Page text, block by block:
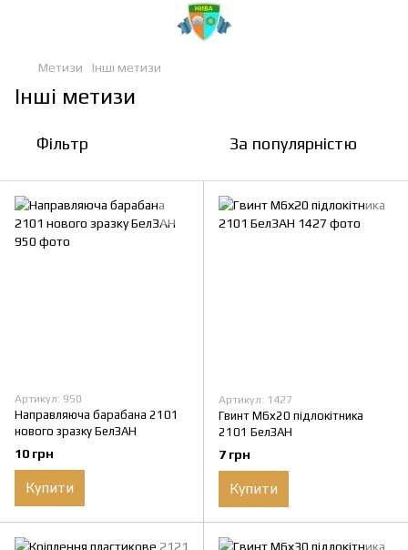
Метизи Інші метизи
Інші метизи
Фільтр За популярністю
Артикул: 950
Направляюча барабана 2101
нового зразку БелЗАН
10 грн
Купити
Артикул: 1427
Гвинт М6х20 підлокітника
2101 БелЗАН
7 грн
Купити